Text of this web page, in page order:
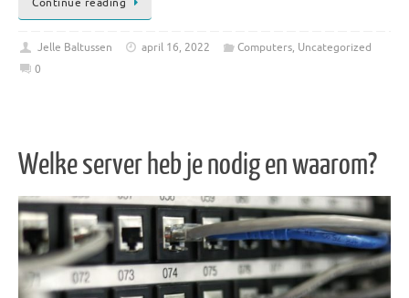
Jelle Baltussen april 16, 2022 Computers, Uncategorized
0
Welke server heb je nodig en waarom?